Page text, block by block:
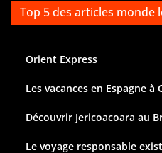
Top 5 des articles monde
Orient Express
Les vacances en Espagne à
Découvrir Jericoacoara au
Le voyage responsable